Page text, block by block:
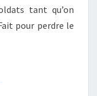
tant qu’on
pour perdre le
SUITE